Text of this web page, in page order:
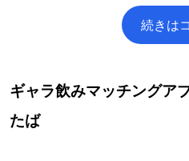
続きは
ギャラ飲みマッチングア
たば